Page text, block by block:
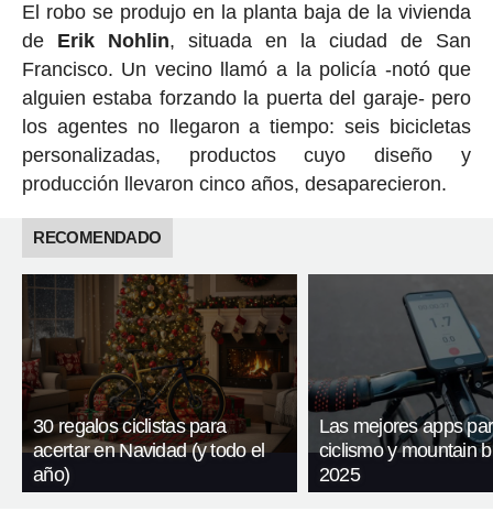
El robo se produjo en la planta baja de la vivienda
de Erik Nohlin, situada en la ciudad de San
Francisco. Un vecino llamó a la policía -notó que
alguien estaba forzando la puerta del garaje- pero
los agentes no llegaron a tiempo: seis bicicletas
personalizadas, productos cuyo diseño y
producción llevaron cinco años, desaparecieron.
RECOMENDADO
30 regalos ciclistas para
acertar en Navidad (y todo el
año)
Las mejores apps
ciclismo y mountain
2025